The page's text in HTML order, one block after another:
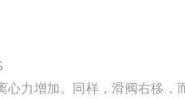
心力增加。同样，滑阀右移，